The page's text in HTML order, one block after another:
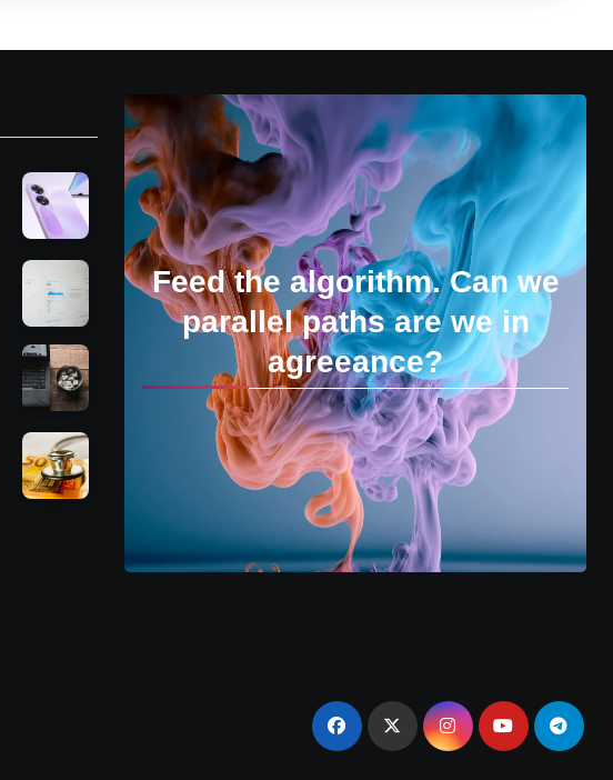
Feed the algorithm. Can we
parallel paths are we in
agreeance?